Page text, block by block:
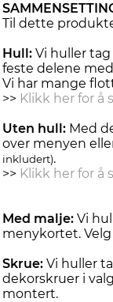
Til dette
Hull: Vi huller
feste delene
Vi har mange
>> Klikk her for å
Uten hull: Med
over menyen
inkludert).
>> Klikk her for å
Med malje: Vi
menykortet.
Skrue: Vi huller
dekorskruer i
montert.